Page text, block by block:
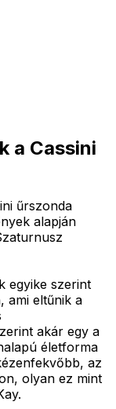
a Cassini
űrszonda
alapján
egyike szerint
ami eltűnik a
akár egy a
életforma
az
olyan ez mint